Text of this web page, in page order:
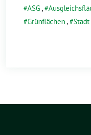
ASG,
Grünflächen, Stadt